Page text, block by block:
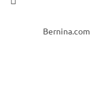
Bernina.com